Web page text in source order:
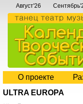
Август'26
О проекте
ULTRA EUROPA